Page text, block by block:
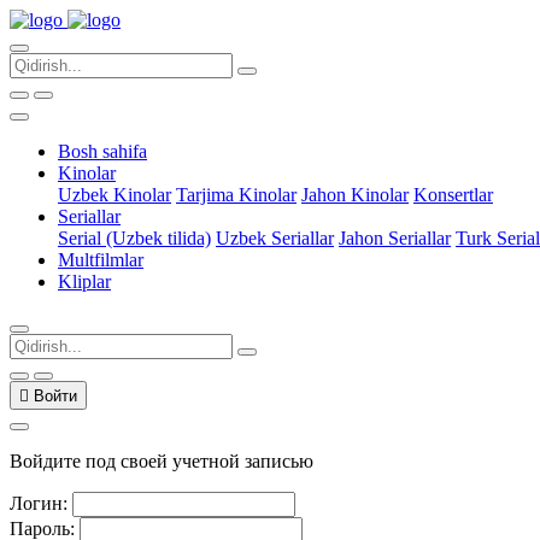
Bosh sahifa
Kinolar
Uzbek Kinolar Tarjima Kinolar Jahon Kinolar Konsertlar
Seriallar
Serial (Uzbek tilida) Uzbek Seriallar Jahon Seriallar Turk
Multfilmlar
Kliplar
Войти
Войдите под своей учетной записью
Логин:
Пароль: